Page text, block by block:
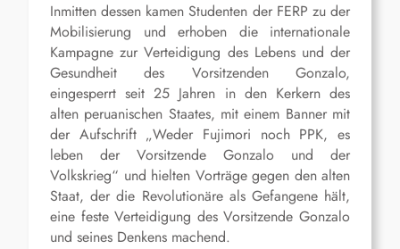
Inmitten dessen kamen Studenten der FERP zu der
Mobilisierung und erhoben die internationale
Kampagne zur Verteidigung des Lebens und der
Gesundheit des Vorsitzenden Gonzalo,
eingesperrt seit 25 Jahren in den Kerkern des
alten peruanischen Staates, mit einem Banner mit
der Aufschrift „Weder Fujimori noch PPK, es
leben der Vorsitzende Gonzalo und der
Volkskrieg“ und hielten Vorträge gegen den alten
Staat, der die Revolutionäre als Gefangene hält,
eine feste Verteidigung des Vorsitzende Gonzalo
und seines Denkens machend.